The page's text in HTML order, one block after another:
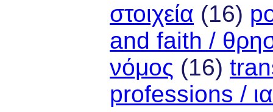
στοιχεία (16)
and faith /
νόμος (16)
professions /